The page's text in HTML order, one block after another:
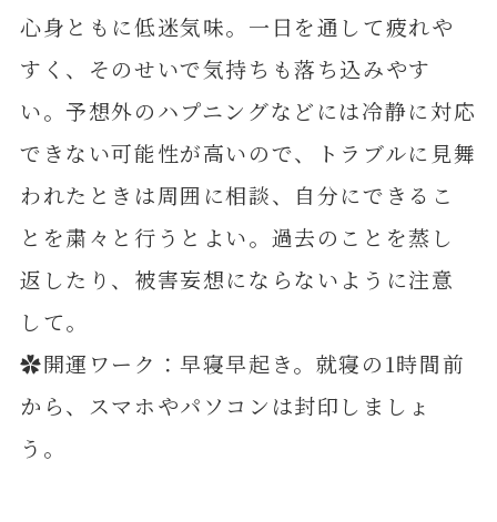
心身ともに低迷気味。一日を通して疲れや
すく、そのせいで気持ちも落ち込みやす
い。予想外のハプニングなどには冷静に対応
できない可能性が高いので、トラブルに見舞
われたときは周囲に相談、自分にできるこ
とを粛々と行うとよい。過去のことを蒸し
返したり、被害妄想にならないように注意
して。
✿開運ワーク：早寝早起き。就寝の1時間前
から、スマホやパソコンは封印しましょ
う。